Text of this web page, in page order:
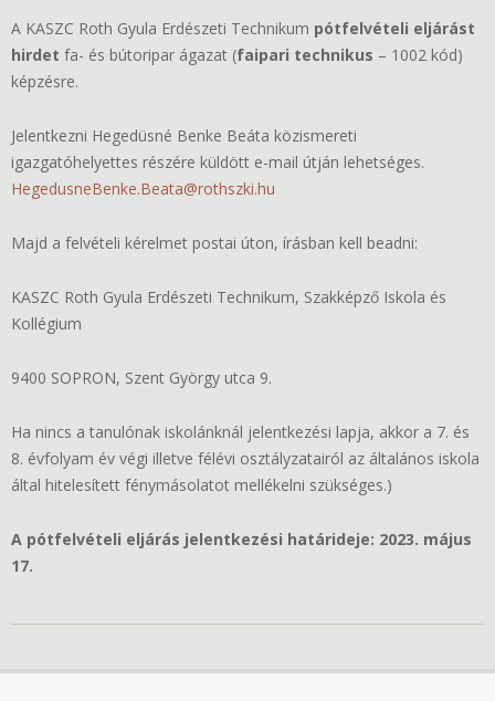
A KASZC Roth Gyula Erdészeti Technikum pótfelvételi eljárást
hirdet fa- és bútoripar ágazat (faipari technikus – 1002 kód)
képzésre.
Jelentkezni Hegedüsné Benke Beáta közismereti
igazgatóhelyettes részére küldött e-mail útján lehetséges.
HegedusneBenke.Beata@rothszki.hu
Majd a felvételi kérelmet postai úton, írásban kell beadni:
KASZC Roth Gyula Erdészeti Technikum, Szakképző Iskola és
Kollégium
9400 SOPRON, Szent György utca 9.
Ha nincs a tanulónak iskolánknál jelentkezési lapja, akkor a 7. és
8. évfolyam év végi illetve félévi osztályzatairól az általános iskola
által hitelesített fénymásolatot mellékelni szükséges.)
A pótfelvételi eljárás jelentkezési határideje: 2023. május
17.